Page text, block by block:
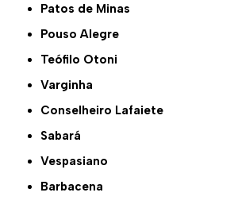
Patos de Minas
Pouso Alegre
Teófilo Otoni
Varginha
Conselheiro Lafaiete
Sabará
Vespasiano
Barbacena